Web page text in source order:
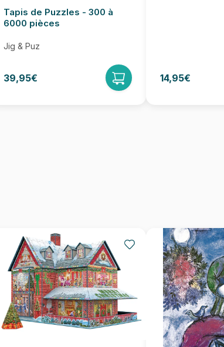
Tapis de Puzzles - 300 à
6000 pièces
Jig & Puz
39,95€ 14,95€